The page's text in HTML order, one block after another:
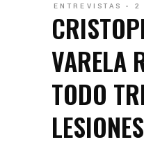
ENTREVISTAS 2
VARELA
TODO
LESIONES